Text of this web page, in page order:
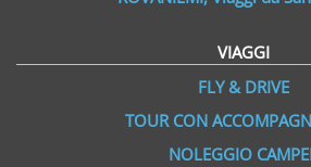
VIAGGI
FLY & DRIVE
TOUR CON
NOLEGGIO